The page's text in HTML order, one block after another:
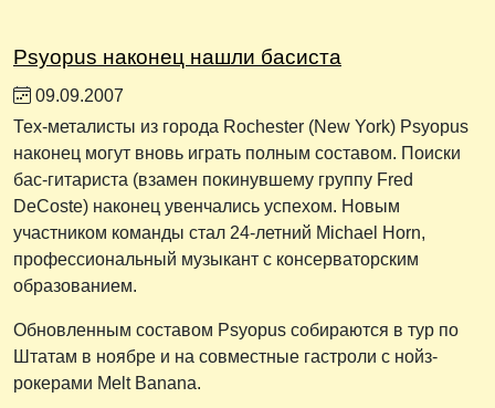
Psyopus наконец нашли басиста
09.09.2007
Тех-металисты из города Rochester (New York) Psyopus
наконец могут вновь играть полным составом. Поиски
бас-гитариста (взамен покинувшему группу Fred
DeCoste) наконец увенчались успехом. Новым
участником команды стал 24-летний Michael Horn,
профессиональный музыкант с консерваторским
образованием.
Обновленным составом Psyopus собираются в тур по
Штатам в ноябре и на совместные гастроли с нойз-
рокерами Melt Banana.